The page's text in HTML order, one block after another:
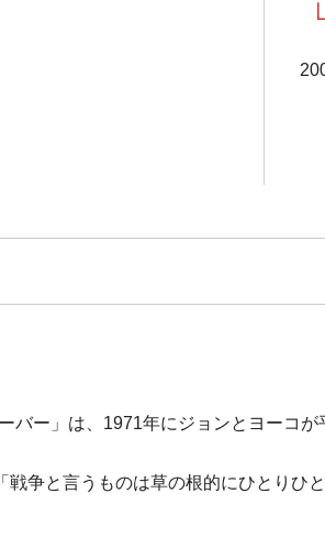
バー」は、1971年にジョンとヨーコ
争と言うものは草の根的にひとりひ